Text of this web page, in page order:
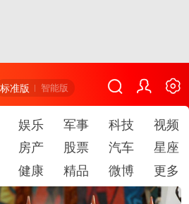
标准版 智能版
娱乐 军事 科技
视频
房产 股票 汽车
星座
健康 精品 微博 更多